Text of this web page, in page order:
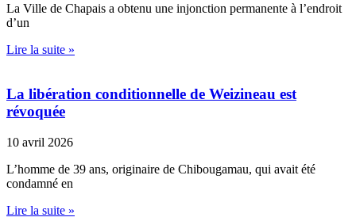
La Ville de Chapais a obtenu une injonction permanente à l’endroit
d’un
Lire la suite »
La libération conditionnelle de Weizineau est
révoquée
10 avril 2026
L’homme de 39 ans, originaire de Chibougamau, qui avait été
condamné en
Lire la suite »